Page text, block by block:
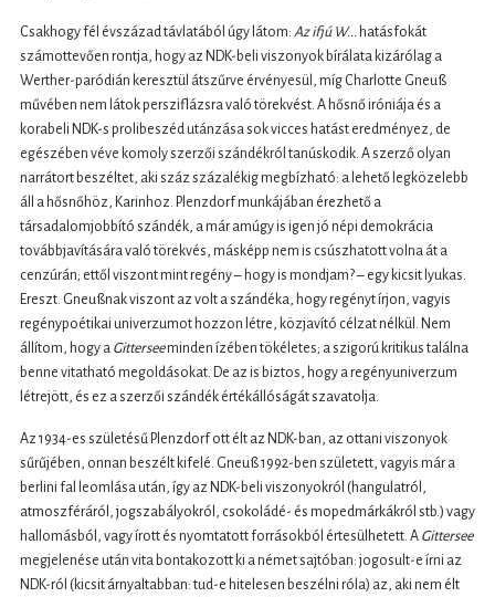
Csakhogy fél évszázad távlatából úgy látom: Az ifjú W... hatásfokát
számottevően rontja, hogy az NDK-beli viszonyok bírálata kizárólag a
Werther-paródián keresztül átszűrve érvényesül, míg Charlotte Gneuß
művében nem látok persziflázsra való törekvést. A hősnő iróniája és a
korabeli NDK-s prolibeszéd utánzása sok vicces hatást eredményez, de
egészében véve komoly szerzői szándékról tanúskodik. A szerző olyan
narrátort beszéltet, aki száz százalékig megbízható: a lehető legközelebb
áll a hősnőhöz, Karinhoz. Plenzdorf munkájában érezhető a
társadalomjobbító szándék, a már amúgy is igen jó népi demokrácia
továbbjavítására való törekvés, másképp nem is csúszhatott volna át a
cenzúrán; ettől viszont mint regény – hogy is mondjam? – egy kicsit lyukas.
Ereszt. Gneußnak viszont az volt a szándéka, hogy regényt írjon, vagyis
regénypoétikai univerzumot hozzon létre, közjavító célzat nélkül. Nem
állítom, hogy a Gitterseeminden ízében tökéletes; a szigorú kritikus találna
benne vitatható megoldásokat. De az is biztos, hogy a regényuniverzum
létrejött, és ez a szerzői szándék értékállóságát szavatolja.
Az 1934-es születésű Plenzdorf ott élt az NDK-ban, az ottani viszonyok
sűrűjében, onnan beszélt kifelé. Gneuß 1992-ben született, vagyis már a
berlini fal leomlása után, így az NDK-beli viszonyokról (hangulatról,
atmoszféráról, jogszabályokról, csokoládé- és mopedmárkákról stb.) vagy
hallomásból, vagy írott és nyomtatott forrásokból értesülhetett. A Gittersee
megjelenése után vita bontakozott ki a német sajtóban: jogosult-e írni az
NDK-ról (kicsit árnyaltabban: tud-e hitelesen beszélni róla) az, aki nem élt